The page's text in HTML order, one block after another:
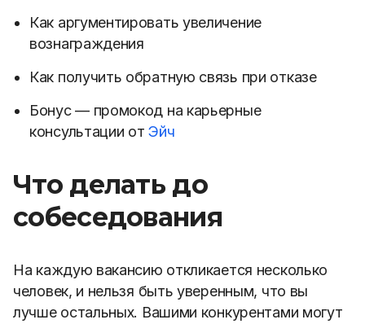
Как аргументировать увеличение
вознаграждения
Как получить обратную связь при отказе
Бонус — промокод на карьерные
консультации отЭйч
Что делать до
собеседования
На каждую вакансию откликается несколько
человек, и нельзя быть уверенным, что вы
лучше остальных. Вашими конкурентами могут